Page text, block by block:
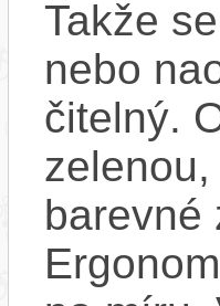
Takže
nebo
čitelný.
barevné